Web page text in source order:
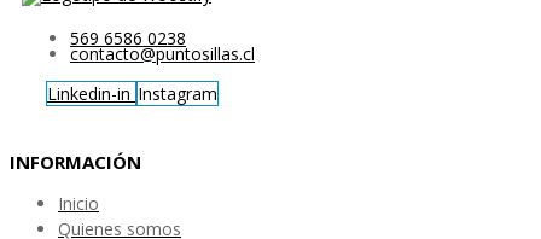
569 6586 0238
contacto@puntosillas.cl
Linkedin-in Instagram
INFORMACIÓN
Inicio
Quienes somos